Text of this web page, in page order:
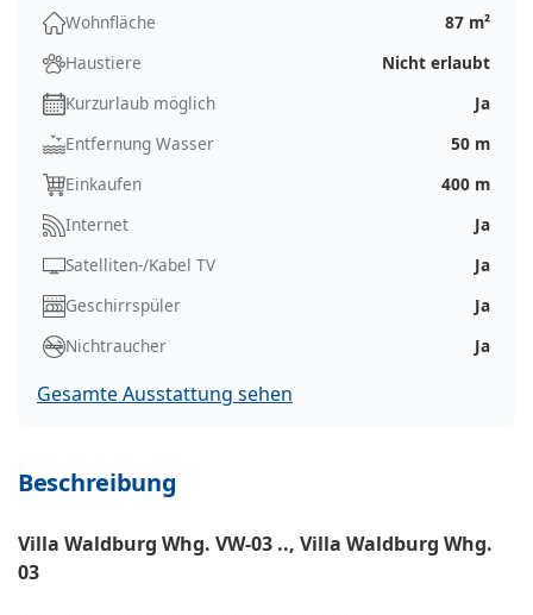
Wohnfläche
87 m²
Haustiere
Nicht erlaubt
Kurzurlaub möglich
Ja
Entfernung Wasser
50 m
Einkaufen
400 m
Internet
Ja
Satelliten-/Kabel TV
Ja
Geschirrspüler
Ja
Nichtraucher
Ja
Gesamte Ausstattung sehen
Beschreibung
Villa Waldburg Whg. VW-03 .., Villa Waldburg Whg.
03